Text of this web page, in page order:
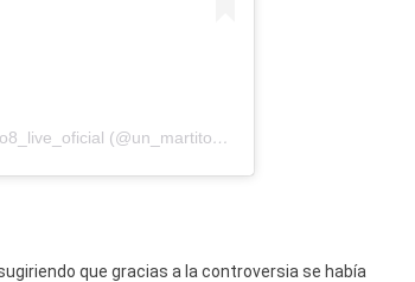
Una publicación compartida por un_martitodurako8_live_oficial (@un_martitodurako8_live_oficial)
que gracias a la controversia se había